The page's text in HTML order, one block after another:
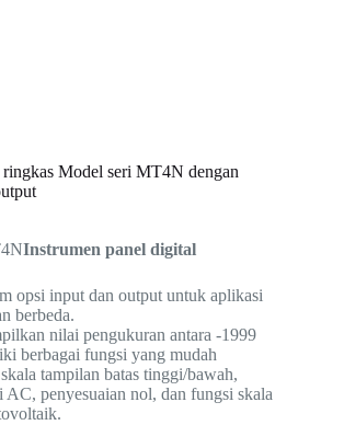
Model seri MT4N dengan
Instrumen panel digital
opsi input dan output untuk aplikasi
berbeda.
nilai pengukuran antara -1999
berbagai fungsi yang mudah
tampilan batas tinggi/bawah,
AC, penyesuaian nol, dan fungsi skala